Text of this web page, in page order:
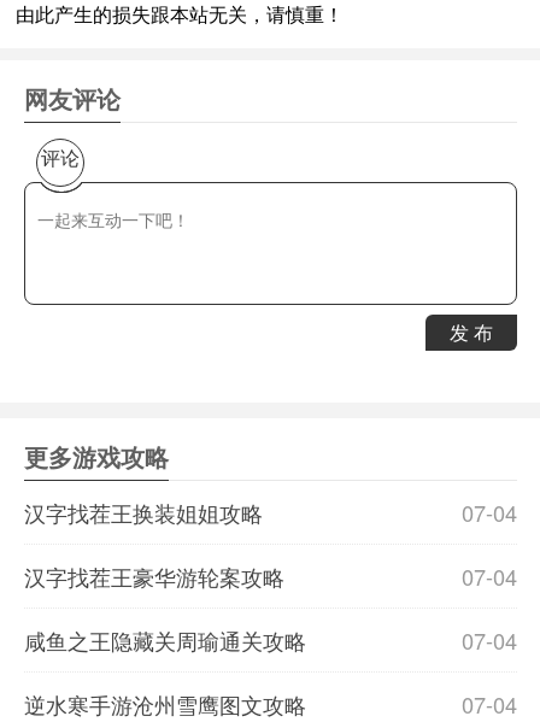
由此产生的损失跟本站无关，请慎重！
网友评论
评论
发 布
更多游戏攻略
07-04
汉字找茬王换装姐姐攻略
07-04
汉字找茬王豪华游轮案攻略
07-04
咸鱼之王隐藏关周瑜通关攻略
07-04
逆水寒手游沧州雪鹰图文攻略